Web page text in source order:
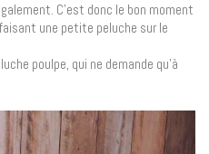
C’est donc le bon moment
une petite peluche sur le
poulpe, qui ne demande qu’à